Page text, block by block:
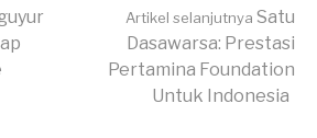
Artikel selanjutnya Satu
Dasawarsa: Prestasi
Pertamina Foundation
Untuk Indonesia